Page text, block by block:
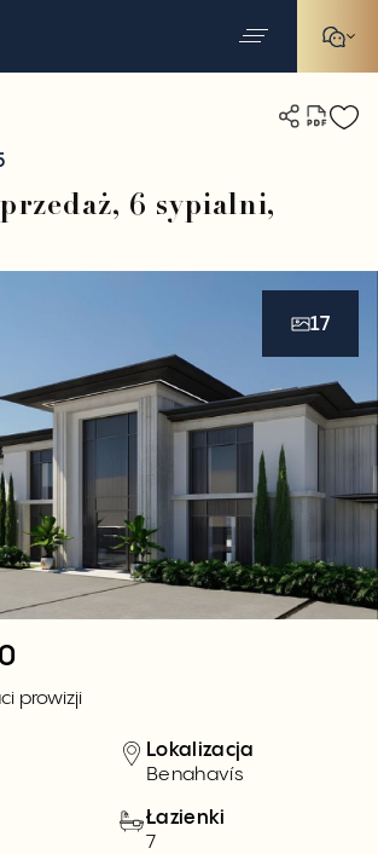
6 sypialni,
17
prowizji
Lokalizacja
Benahavís
Łazienki
7